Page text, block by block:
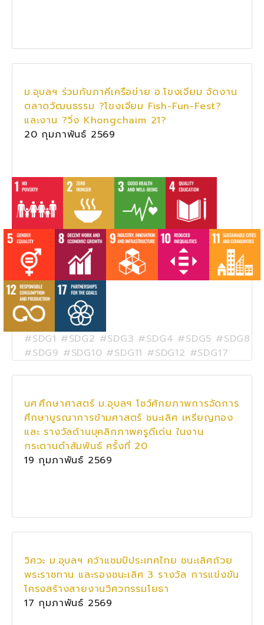
ม.อุบลฯ ร่วมกับภาคีเครือข่าย อ.โขงเจียม จัดงาน
ตลาดวัฒนธรรม ?โขงเจียม Fish-Fun-Fest?
และงาน ?วิ่ง Khongchaim 21?
20 กุมภาพันธ์ 2569
#SDG1 #SDG2 #SDG3 #SDG4 #SDG5 #SDG8
#SDG9 #SDG10 #SDG11 #SDG12 #SDG17
นศ.ศึกษาศาสตร์ ม.อุบลฯ โชว์ศักยภาพการจัดการ
ศึกษาบูรณาการข้ามศาสตร์ ชนะเลิศ เหรียญทอง
และ รางวัลด้านบุคลิกภาพครูดีเด่น ในงาน
กระดานดำสัมพันธ์ ครั้งที่ 20
19 กุมภาพันธ์ 2569
วิศวะ ม.อุบลฯ คว้าแชมป์ประเทศไทย ชนะเลิศถ้วย
พระราชทาน และรองชนะเลิศ 3 รางวัล การแข่งขัน
โครงสร้างสายงานวิศวกรรมโยธา
17 กุมภาพันธ์ 2569